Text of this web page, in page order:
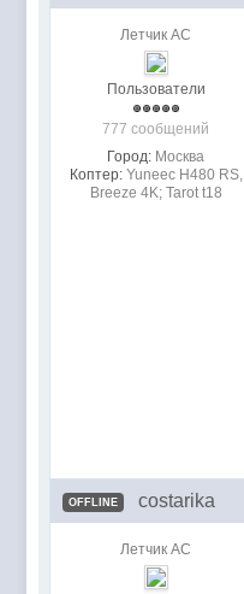
Летчик АС
Пользователи
777 сообщений
Город: Москва
Коптер: Yuneec H480 RS,
Breeze 4K; Tarot t18
OFFLINE costarika
Летчик АС